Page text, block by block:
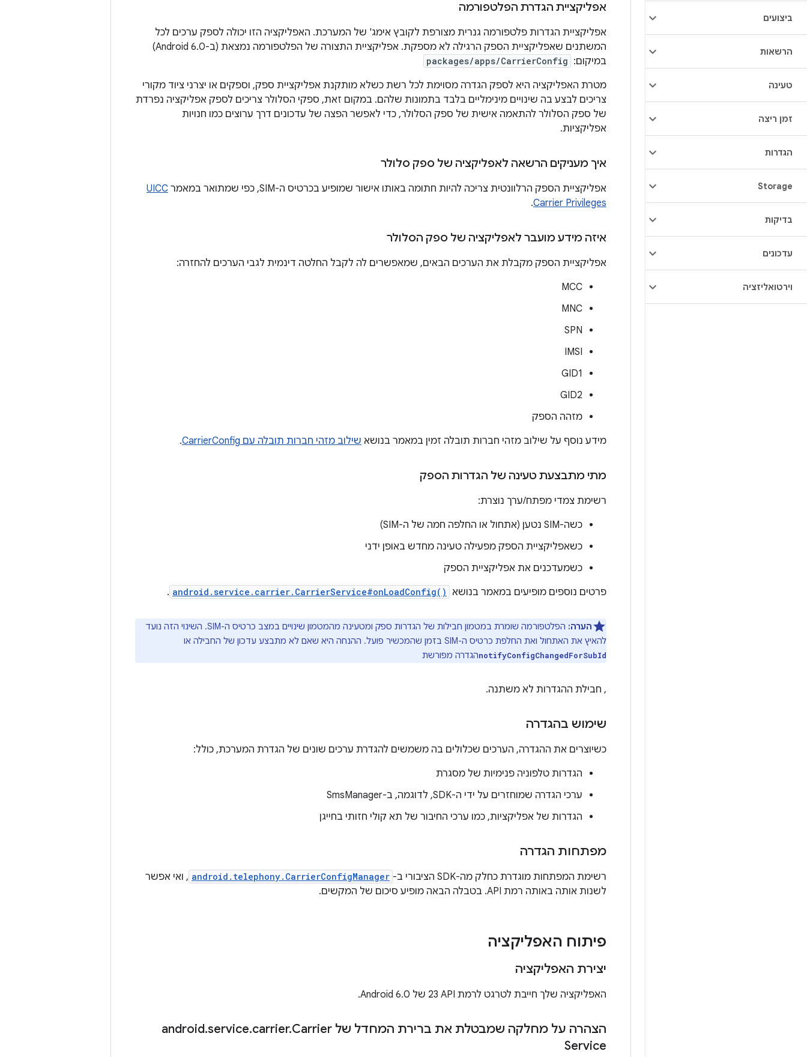
ביצועים
הרשאות
טעינה
זמן ריצה
הגדרות
Storage
בדיקות
עדכונים
וירטואליזציה
אפליקציית הגדרת הפלטפורמה
אפליקציית הגדרות פלטפורמה גנרית מצורפת לקובץ אימג' של המערכת. האפליקציה הזו יכולה לספק ערכים לכל
המשתנים שאפליקציית הספק הרגילה לא מספקת. אפליקציית התצורה של הפלטפורמה נמצאת (ב-Android 6.0)
במיקום: packages/apps/CarrierConfig
מטרת האפליקציה היא לספק הגדרה מסוימת לכל רשת כשלא מותקנת אפליקציית ספק, וספקים או יצרני ציוד מקורי
צריכים לבצע בה שינויים מינימליים בלבד בתמונות שלהם. במקום זאת, ספקי הסלולר צריכים לספק אפליקציה נפרדת
של ספק הסלולר להתאמה אישית של ספק הסלולר, כדי לאפשר הפצה של עדכונים דרך ערוצים כמו חנויות
אפליקציות.
איך מעניקים הרשאה לאפליקציה של ספק סלולר
אפליקציית הספק הרלוונטית צריכה להיות חתומה באותו אישור שמופיע בכרטיס ה-SIM, כפי שמתואר במאמר
UICC
Carrier Privileges
.
איזה מידע מועבר לאפליקציה של ספק הסלולר
אפליקציית הספק מקבלת את הערכים הבאים, שמאפשרים לה לקבל החלטה דינמית לגבי הערכים להחזרה:
MCC
MNC
SPN
IMSI
GID1
GID2
מזהה הספק
מידע נוסף על שילוב מזהי חברות תובלה זמין במאמר בנושא שילוב מזהי חברות תובלה עם CarrierConfig .
מתי מתבצעת טעינה של הגדרות הספק
רשימת צמדי מפתח/ערך נוצרת:
כשה-SIM נטען (אתחול או החלפה חמה של ה-SIM)
כשאפליקציית הספק מפעילה טעינה מחדש באופן ידני
כשמעדכנים את אפליקציית הספק
פרטים נוספים מופיעים במאמר בנושא
android.service.carrier.CarrierService#onLoadConfig()
.
הערה:
הפלטפורמה שומרת במטמון חבילות של הגדרות ספק ומטעינה מהמטמון שינויים במצב כרטיס ה-SIM. השינוי הזה נועד
להאיץ את האתחול ואת החלפת כרטיס ה-SIM בזמן שהמכשיר פועל. ההנחה היא שאם לא מתבצע עדכון של החבילה או
notifyConfigChangedForSubIdהגדרה מפורשת
, חבילת ההגדרות לא משתנה.
שימוש בהגדרה
כשיוצרים את ההגדרה, הערכים שכלולים בה משמשים להגדרת ערכים שונים של הגדרת המערכת, כולל:
הגדרות טלפוניה פנימיות של מסגרת
ערכי הגדרה שמוחזרים על ידי ה-SDK, לדוגמה, ב-SmsManager
הגדרות של אפליקציות, כמו ערכי החיבור של תא קולי חזותי בחייגן
מפתחות הגדרה
רשימת המפתחות מוגדרת כחלק מה-SDK הציבורי ב- android.telephony.CarrierConfigManager , ואי אפשר
לשנות אותה באותה רמת API. בטבלה הבאה מופיע סיכום של המקשים.
פיתוח האפליקציה
יצירת האפליקציה
האפליקציה שלך חייבת לטרגט לרמת API‏ 23 של Android 6.0.
הצהרה על מחלקה שמבטלת את ברירת המחדל של android .service.carrier.Carrier
Service